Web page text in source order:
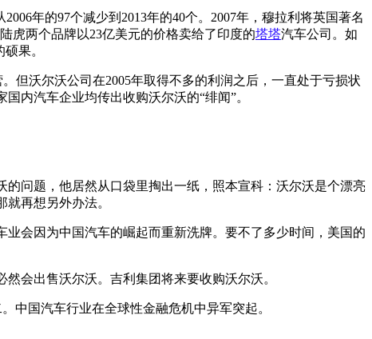
年的97个减少到2013年的40个。2007年，穆拉利将英国著名
虎两个品牌以23亿美元的价格卖给了印度的塔塔汽车公司。如
果。
但沃尔沃公司在2005年取得不多的利润之后，一直处于亏损状
国内汽车企业均传出收购沃尔沃的“绯闻”。
的问题，他居然从口袋里掏出一纸，照本宣科：沃尔沃是个漂亮
再想另外办法。
业会因为中国汽车的崛起而重新洗牌。要不了多少时间，美国的
会出售沃尔沃。吉利集团将来要收购沃尔沃。
中国汽车行业在全球性金融危机中异军突起。